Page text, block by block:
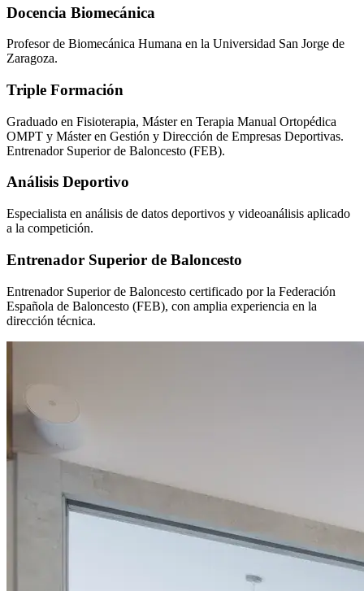
Docencia Biomecánica
Profesor de Biomecánica Humana en la Universidad San Jorge de
Zaragoza.
Triple Formación
Graduado en Fisioterapia, Máster en Terapia Manual Ortopédica
OMPT y Máster en Gestión y Dirección de Empresas Deportivas.
Entrenador Superior de Baloncesto (FEB).
Análisis Deportivo
Especialista en análisis de datos deportivos y videoanálisis aplicado
a la competición.
Entrenador Superior de Baloncesto
Entrenador Superior de Baloncesto certificado por la Federación
Española de Baloncesto (FEB), con amplia experiencia en la
dirección técnica.